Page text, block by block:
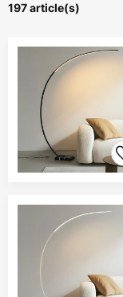
197 article(s)